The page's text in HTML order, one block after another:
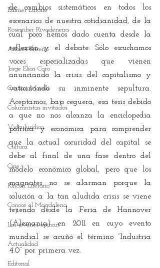
Edimer Latorre
Rosember Rivadeneira
Andrés Briceño
Jorge Elías Caro
Cristian Morelli
Columnistas invitados
Vida Jurídica
Cultura
Cine
Rincón Literario
Conoce el Magdalena
Los jóvenes opinan
Actualidad
Editorial
de cambios sistemáticos en todos los
escenarios de nuestra cotidianidad, de la
cual poco hemos dado cuenta desde la
reflexión y el debate. Sólo escuchamos
voces especializadas que vienen
anunciando la crisis del capitalismo y
vaticinando su inminente sepultura.
Aceptamos, bajo ceguera, esa tesis debido
a que no nos alcanza la enciclopedia
política y económica para comprender
que la actual oscuridad del capital se
debe al final de una fase dentro del
modelo económico global, pero que los
magnates no se alarman porque la
solución a la tan aludida crisis se viene
tejiendo desde la Feria de Hannover
(Alemania) en 2011 en cuyo evento
mundial se acuñó el término “Industria
4.0” por primera vez.